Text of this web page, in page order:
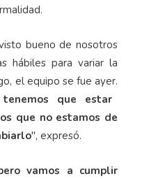
bueno de nosotros
hábiles para variar la
el equipo se fue ayer.
que estar
que no estamos de
", expresó.
vamos a cumplir